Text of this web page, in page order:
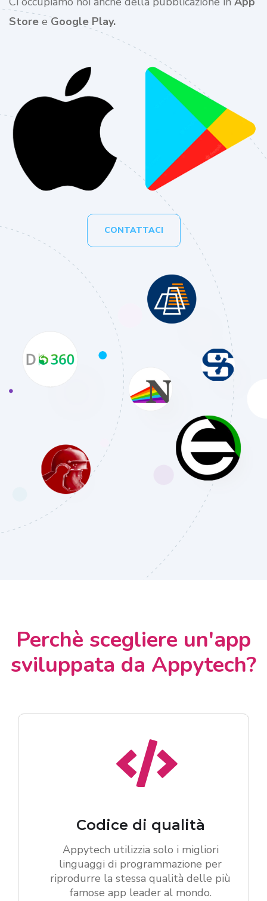
Store eGoogle Play.
CONTATTACI
Perchè scegliere un'app
sviluppata da Appytech?
Codice di qualità
Appytech utilizzia solo i migliori
linguaggi di programmazione per
riprodurre la stessa qualità delle più
famose app leader al mondo.